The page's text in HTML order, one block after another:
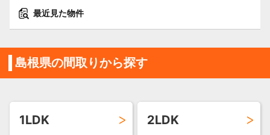
最近見た物件
島根県の間取りから探す
1LDK 2LDK